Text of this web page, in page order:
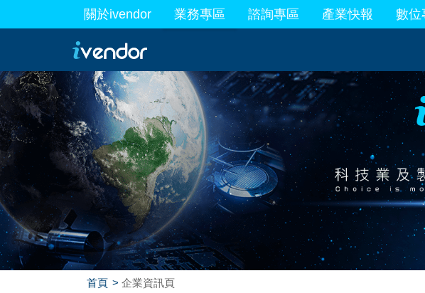
關於ivendor 業務專區
最新業務 諮詢專區 產業快報 數位
首頁 企業資訊頁